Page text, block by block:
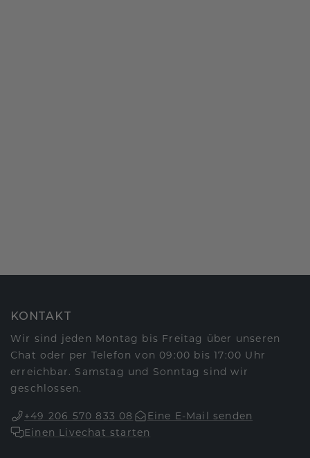
KONTAKT
Wir sind jeden Montag bis Freitag über unseren
Chat oder per Telefon von 09:00 bis 17:00 Uhr
erreichbar. Samstag und Sonntag sind wir
geschlossen.
+49 206 570 833 08
Eine E-Mail senden
Einen Livechat starten